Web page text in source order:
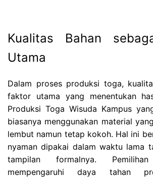
Kualitas Bahan
Utama
Dalam proses produksi toga,
faktor utama yang menentukan
Produksi Toga Wisuda Kampus
biasanya menggunakan material
lembut namun tetap kokoh. Hal ini
nyaman dipakai dalam waktu lama
tampilan formalnya.
mempengaruhi daya tahan